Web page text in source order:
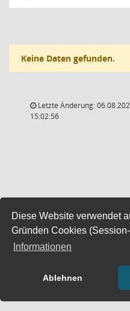
Diese Website verwendet
Gründen Cookies
Informationen
Ablehnen
Keine Daten gefunden.
Letzte Änderung:
15:02:56